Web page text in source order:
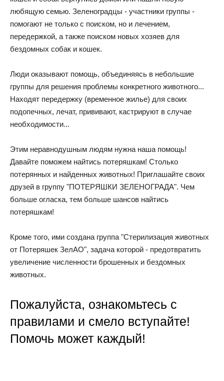
любящую семью. Зеленоградцы - участники группы -
помогают не только с поиском, но и лечением,
передержкой, а также поиском новых хозяев для
бездомных собак и кошек.
Люди оказывают помощь, объединяясь в небольшие
группы для решения проблемы конкретного животного...
Находят передержку (временное жилье) для своих
подопечных, лечат, прививают, кастрируют в случае
необходимости...
Этим неравнодушным людям нужна наша помощь!
Давайте поможем найтись потеряшкам! Столько
потерянных и найденных животных! Приглашайте своих
друзей в группу "ПОТЕРЯШКИ ЗЕЛЕНОГРАДА". Чем
больше огласка, тем больше шансов найтись
потеряшкам!
Кроме того, ими создана группа "Стерилизация животных
от Потеряшек ЗелАО", задача которой - предотвратить
увеличение численности брошенных и бездомных
животных.
Пожалуйста, ознакомьтесь с
правилами и смело вступайте!
Помочь может каждый!